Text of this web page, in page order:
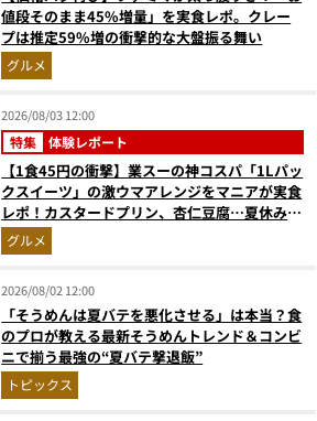
値段そのまま45%増量」を実食レポ。クレー
プは推定59%増の衝撃的な大盤振る舞い
グルメ
2026/08/03 12:00
特集 体験レポート
【1食45円の衝撃】業スーの神コスパ「1Lパッ
クスイーツ」の激ウマアレンジをマニアが実食
レポ！カスタードプリン、杏仁豆腐…夏休みの
おやつに最強すぎた
グルメ
2026/08/02 12:00
「そうめんは夏バテを悪化させる」は本当？食
のプロが教える最新そうめんトレンド＆コンビ
ニで揃う最強の“夏バテ撃退飯”
トピックス